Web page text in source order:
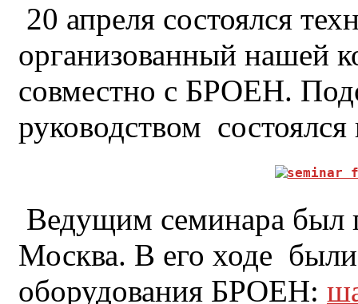
20 апреля состоялся
организованный
совместно с БРОЕН.
руководством
Ведущим семинара был
Москва. В его ходе
оборудования БРОЕН: